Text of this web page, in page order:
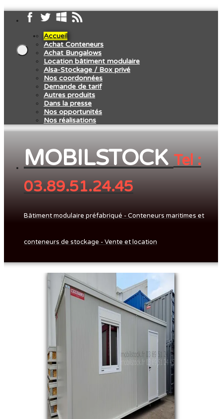
Accueil
Achat Conteneurs
Achat Bungalows
Location bâtiment modulaire
Alsa-Stockage / Box privé
Nos coordonnées
Demande de tarif
Autres produits
Dans la presse
Nos opportunités
Nos réalisations
MOBILSTOCKTel :
03.89.51.24.45
Bâtiment modulaire préfabriqué - Conteneurs maritimes et
conteneurs de stockage - Vente et location